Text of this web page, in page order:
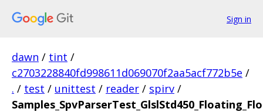
Sign in
dawn / tint /
c2703228840fd998611d069070f2aa5acf772b5e /
. / test / unittest / reader / spirv /